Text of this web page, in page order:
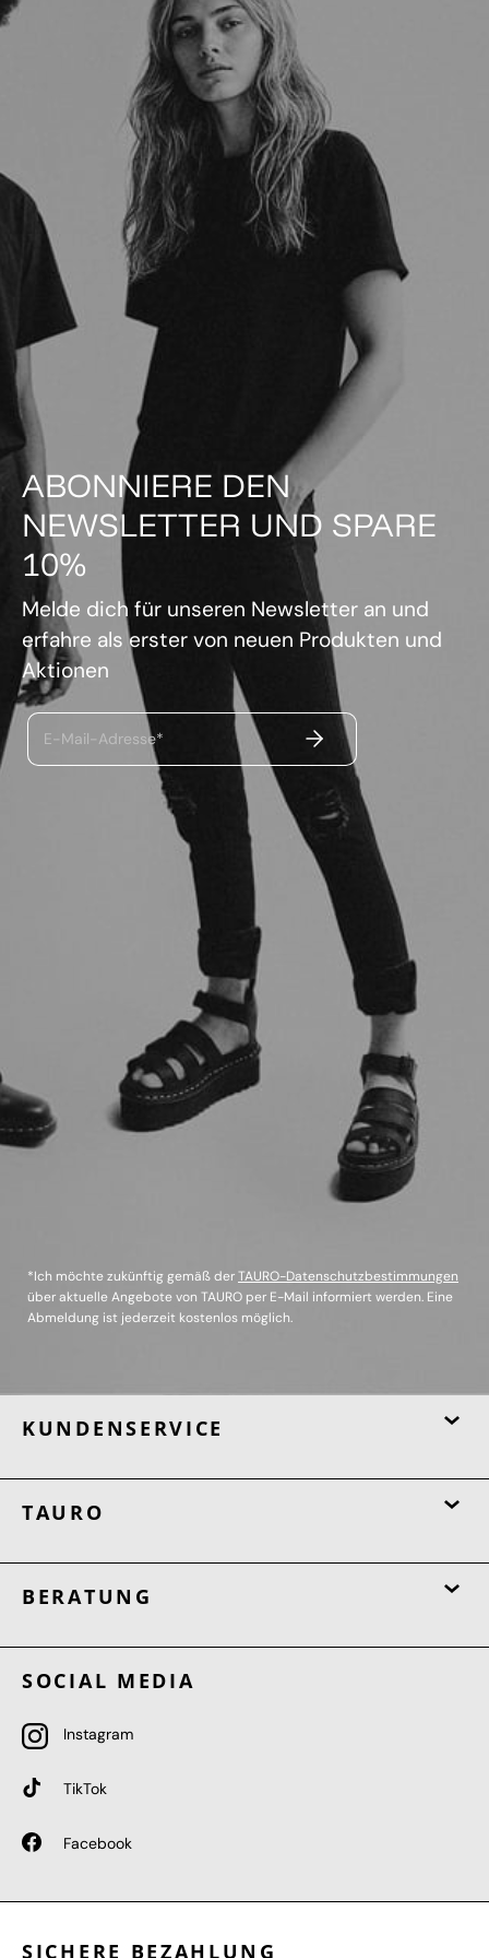
ABONNIERE DEN
NEWSLETTER UND SPARE
10%
Melde dich für unseren Newsletter an und
erfahre als erster von neuen Produkten und
Aktionen
E-Mail-Adresse* ABSENDEN
*Ich möchte zukünftig gemäß derTAURO-Datenschutzbestimmungen
über aktuelle Angebote von TAURO per E-Mail informiert werden. Eine
Abmeldung ist jederzeit kostenlos möglich.
KUNDENSERVICE
TAURO
BERATUNG
SOCIAL MEDIA
Instagram
TikTok
Facebook
SICHERE BEZAHLUNG